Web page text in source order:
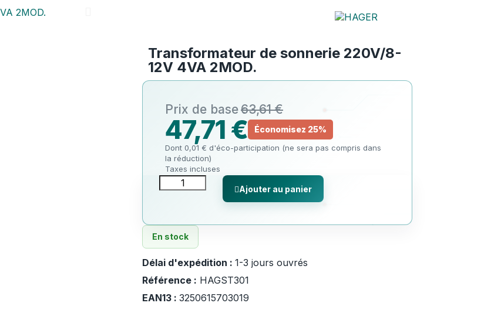
Transformateur de sonnerie 220V/8-
12V 4VA 2MOD.
63,61 €
47,71 € Économisez 25%
Dont 0,01 € d'éco-participation (ne sera pas compris dans
la réduction)
Taxes incluses
Ajouter au panier
En stock
Délai d'expédition : 1-3 jours ouvrés
Référence : HAGST301
EAN13 : 3250615703019